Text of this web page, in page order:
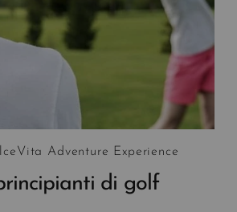
Adventure Experience
di golf